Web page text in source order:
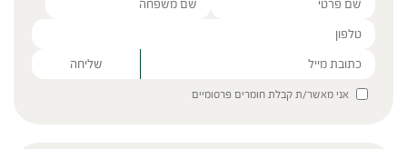
Please leave this field empty.
אני מאשר/ת קבלת חומרים פרסומיים